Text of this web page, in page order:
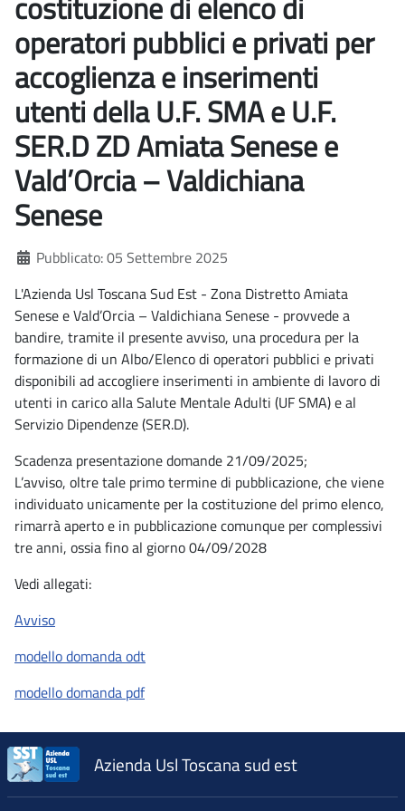
operatori pubblici e privati per
accoglienza e inserimenti
utenti della U.F. SMA e U.F.
SER.D ZD Amiata Senese e
Vald’Orcia – Valdichiana
Senese
Dettagli
Pubblicato: 05 Settembre 2025
L'Azienda Usl Toscana Sud Est - Zona Distretto Amiata
Senese e Vald’Orcia – Valdichiana Senese - provvede a
bandire, tramite il presente avviso, una procedura per la
formazione di un Albo/Elenco di operatori pubblici e privati
disponibili ad accogliere inserimenti in ambiente di lavoro di
utenti in carico alla Salute Mentale Adulti (UF SMA) e al
Servizio Dipendenze (SER.D).
Scadenza presentazione domande 21/09/2025;
L’avviso, oltre tale primo termine di pubblicazione, che viene
individuato unicamente per la costituzione del primo elenco,
rimarrà aperto e in pubblicazione comunque per complessivi
tre anni, ossia fino al giorno 04/09/2028
Vedi allegati:
Avviso
modello domanda odt
modello domanda pdf
Azienda Usl Toscana sud est